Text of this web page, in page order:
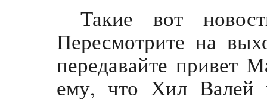
Такие вот
Пересмотрите на
передавайте привет
ему, что Хил Валей